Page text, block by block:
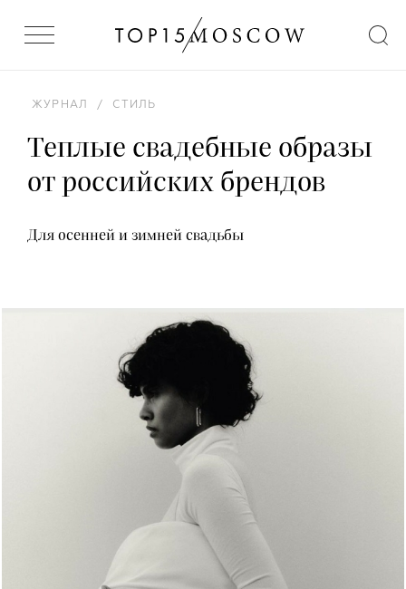
ЖУРНАЛ / СТИЛЬ
Теплые свадебные образы
от российских брендов
Для осенней и зимней свадьбы